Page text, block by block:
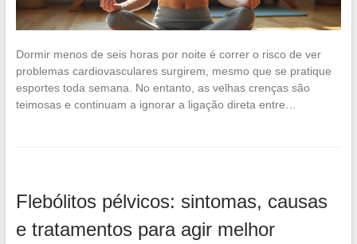
Dormir menos de seis horas por noite é correr o risco de ver
problemas cardiovasculares surgirem, mesmo que se pratique
esportes toda semana. No entanto, as velhas crenças são
teimosas e continuam a ignorar a ligação direta entre…
Flebólitos pélvicos: sintomas, causas
e tratamentos para agir melhor